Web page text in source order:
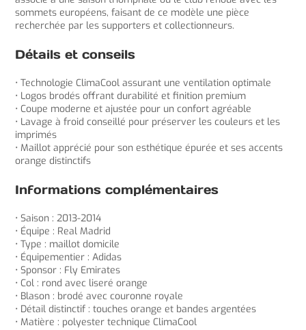
sommets européens, faisant de ce modèle une pièce
recherchée par les supporters et collectionneurs.
Détails et conseils
• Technologie ClimaCool assurant une ventilation optimale
• Logos brodés offrant durabilité et finition premium
• Coupe moderne et ajustée pour un confort agréable
• Lavage à froid conseillé pour préserver les couleurs et les
imprimés
• Maillot apprécié pour son esthétique épurée et ses accents
orange distinctifs
Informations complémentaires
• Saison : 2013-2014
• Équipe : Real Madrid
• Type : maillot domicile
• Équipementier : Adidas
• Sponsor : Fly Emirates
• Col : rond avec liseré orange
• Blason : brodé avec couronne royale
• Détail distinctif : touches orange et bandes argentées
• Matière : polyester technique ClimaCool